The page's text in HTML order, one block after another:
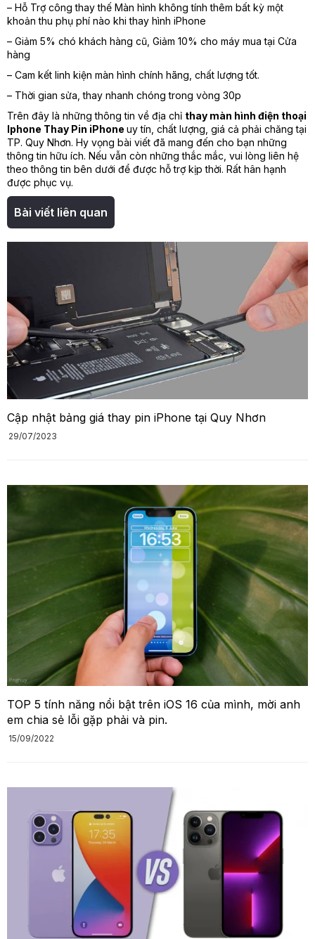
– Hỗ Trợ công thay thế Màn hình không tính thêm bất kỳ một
khoản thu phụ phí nào khi thay hình iPhone
– Giảm 5% chó khách hàng cũ, Giảm 10% cho máy mua tại Cửa
hàng
– Cam kết linh kiện màn hình chính hãng, chất lượng tốt.
– Thời gian sửa, thay nhanh chóng trong vòng 30p
Trên đây là những thông tin về địa chỉ thay màn hình điện thoại
Iphone Thay Pin iPhone uy tín, chất lượng, giá cả phải chăng tại
TP. Quy Nhơn. Hy vọng bài viết đã mang đến cho bạn những
thông tin hữu ích. Nếu vẫn còn những thắc mắc, vui lòng liên hệ
theo thông tin bên dưới để được hỗ trợ kịp thời. Rất hân hạnh
được phục vụ.
Bài viết liên quan
Cập nhật bảng giá thay pin iPhone tại Quy Nhơn
29/07/2023
TOP 5 tính năng nổi bật trên iOS 16 của mình, mời anh
em chia sẻ lỗi gặp phải và pin.
15/09/2022